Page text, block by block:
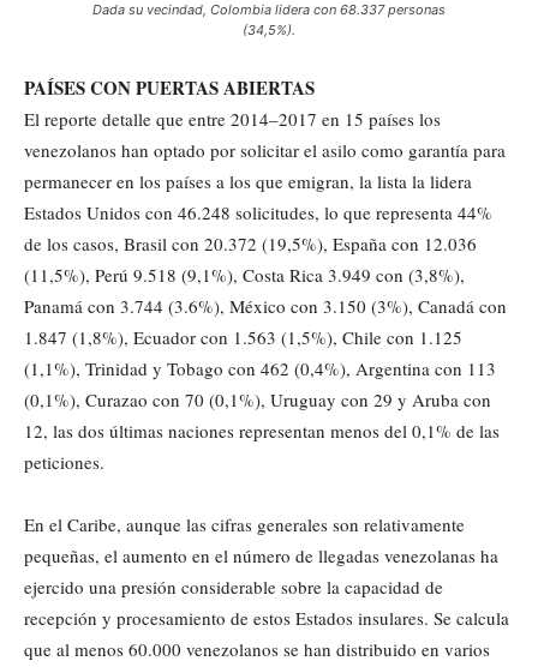
Dada su vecindad, Colombia lidera con 68.337 personas
(34,5%).
PAÍSES CON PUERTAS ABIERTAS
El reporte detalle que entre 2014–2017 en 15 países los
venezolanos han optado por solicitar el asilo como garantía para
permanecer en los países a los que emigran, la lista la lidera
Estados Unidos con 46.248 solicitudes, lo que representa 44%
de los casos, Brasil con 20.372 (19,5%), España con 12.036
(11,5%), Perú 9.518 (9,1%), Costa Rica 3.949 con (3,8%),
Panamá con 3.744 (3.6%), México con 3.150 (3%), Canadá con
1.847 (1,8%), Ecuador con 1.563 (1,5%), Chile con 1.125
(1,1%), Trinidad y Tobago con 462 (0,4%), Argentina con 113
(0,1%), Curazao con 70 (0,1%), Uruguay con 29 y Aruba con
12, las dos últimas naciones representan menos del 0,1% de las
peticiones.
En el Caribe, aunque las cifras generales son relativamente
pequeñas, el aumento en el número de llegadas venezolanas ha
ejercido una presión considerable sobre la capacidad de
recepción y procesamiento de estos Estados insulares. Se calcula
que al menos 60.000 venezolanos se han distribuido en varios